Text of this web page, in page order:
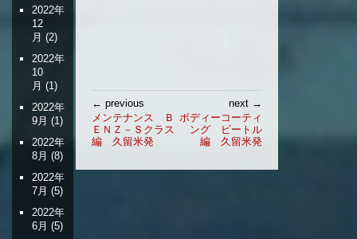
稿
ナ
ビ
← previous
メンテナンス Ｂ
ＥＮＺ－Ｓクラス
編 久留米発
next →
ボディーコーティ
ング ビートル
編 久留米発
2022年
12
月 (2)
2022年
10
月 (1)
2022年
9月 (1)
2022年
8月 (8)
2022年
7月 (5)
2022年
6月 (5)